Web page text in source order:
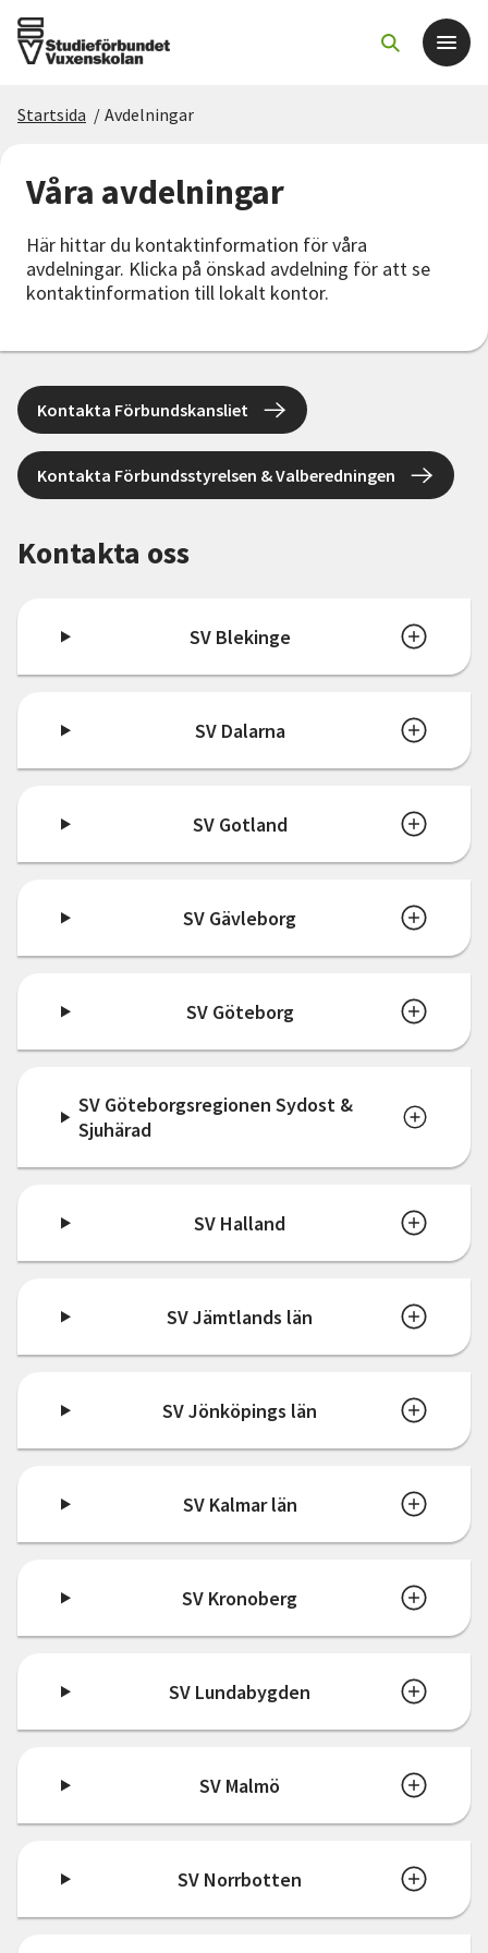
För dig som
Sök kurser och evenemang
Starta studiecirkel
Nyheter
Avdelningar
Startsida / Avdelningar
Våra avdelningar
Här hittar du kontaktinformation för våra
avdelningar. Klicka på önskad avdelning för att se
kontaktinformation till lokalt kontor.
Kontakta Förbundskansliet
Kontakta Förbundsstyrelsen & Valberedningen
Kontakta oss
SV Blekinge
SV Dalarna
SV Gotland
SV Gävleborg
SV Göteborg
SV Göteborgsregionen Sydost &
Sjuhärad
SV Halland
SV Jämtlands län
SV Jönköpings län
SV Kalmar län
SV Kronoberg
SV Lundabygden
SV Malmö
SV Norrbotten